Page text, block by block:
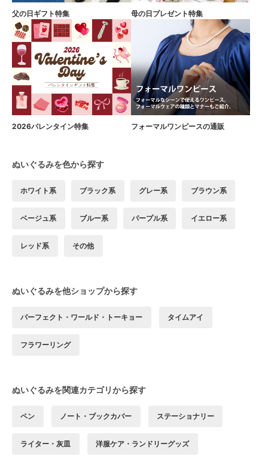
父の日ギフト特集 母の日プレゼント特集
2026バレンタイン特集 フォーマルワンピースの通販
ぬいぐるみを色から探す
ホワイト系 ブラック系 グレー系 ブラウン系
ベージュ系 ブルー系 パープル系 イエロー系
レッド系 その他
ぬいぐるみを他ショップから探す
パーフェクト・ワールド・トーキョー タイムアイ
フラワーリング
ぬいぐるみを関連カテゴリから探す
ペン ノート・ブックカバー ステーショナリー
ライター・灰皿 洋服ケア・ランドリーグッズ